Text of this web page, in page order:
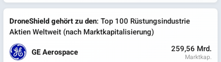
DroneShield gehört zu den: Top 100 Rüstungsindustrie
Aktien Weltweit (nach Marktkapitalisierung)
GE Aerospace
259,56 Mrd.
Marktkap.